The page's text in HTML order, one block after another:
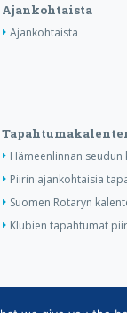
Ajankohtaista
Ajankohtaista
Hämeenlinnan seudun
Piirin ajankohtaisia
Suomen Rotaryn
Klubien tapahtumat